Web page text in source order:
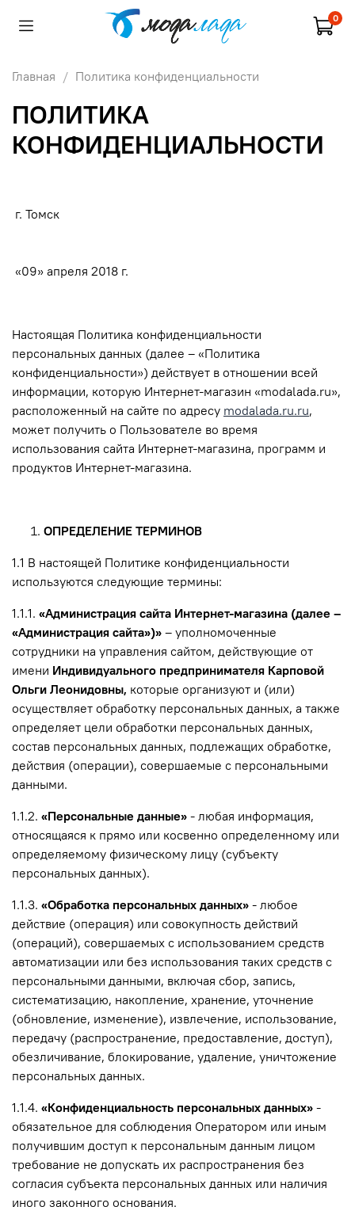
0
Главная Политика конфиденциальности
ПОЛИТИКА
КОНФИДЕНЦИАЛЬНОСТИ
г. Томск
«09» апреля 2018 г.
Настоящая Политика конфиденциальности
персональных данных (далее – «Политика
конфиденциальности») действует в отношении всей
информации, которую Интернет-магазин «modalada.ru»,
расположенный на сайте по адресу modalada.ru.ru,
может получить о Пользователе во время
использования сайта Интернет-магазина, программ и
продуктов Интернет-магазина.
ОПРЕДЕЛЕНИЕ ТЕРМИНОВ
1.1 В настоящей Политике конфиденциальности
используются следующие термины:
1.1.1. «Администрация сайта Интернет-магазина (далее –
«Администрация сайта»)» – уполномоченные
сотрудники на управления сайтом, действующие от
имени Индивидуального предпринимателя Карповой
Ольги Леонидовны, которые организуют и (или)
осуществляет обработку персональных данных, а также
определяет цели обработки персональных данных,
состав персональных данных, подлежащих обработке,
действия (операции), совершаемые с персональными
данными.
1.1.2. «Персональные данные» - любая информация,
относящаяся к прямо или косвенно определенному или
определяемому физическому лицу (субъекту
персональных данных).
1.1.3. «Обработка персональных данных» - любое
действие (операция) или совокупность действий
(операций), совершаемых с использованием средств
автоматизации или без использования таких средств с
персональными данными, включая сбор, запись,
систематизацию, накопление, хранение, уточнение
(обновление, изменение), извлечение, использование,
передачу (распространение, предоставление, доступ),
обезличивание, блокирование, удаление, уничтожение
персональных данных.
1.1.4. «Конфиденциальность персональных данных» -
обязательное для соблюдения Оператором или иным
получившим доступ к персональным данным лицом
требование не допускать их распространения без
согласия субъекта персональных данных или наличия
иного законного основания.